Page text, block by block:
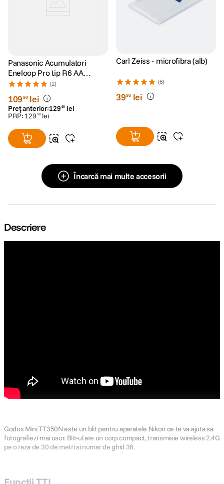
Panasonic Acumulatori
Eneloop Pro tip R6 AA
de2500mAh set 4buc +
Carcasa
(2)
10990 lei
Preț anterior:129 90 lei
PRP: 129 90 lei
Carl Zeiss - microfibra (alb)
(6)
3990 lei
Încarcă mai multe accesorii
Descriere
Godox Mini TT350N este un blit pentru aparatele Nikon ce te va ajuta sa
fotografiezi mai usor. Blit-ul are un corp compact, transmisie wireless 2.4G
pe o raza de 30 de metri si numar de ghid 36.